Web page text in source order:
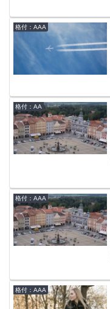
格付：AAA
格付：AA
格付：AAA
格付：AAA